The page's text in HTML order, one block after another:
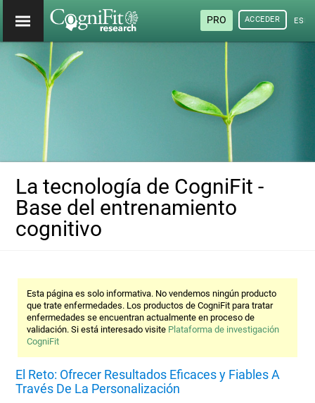
PRO ACCEDER
La tecnología de CogniFit -
Base del entrenamiento
cognitivo
Esta página es solo informativa. No vendemos ningún producto
que trate enfermedades. Los productos de CogniFit para tratar
enfermedades se encuentran actualmente en proceso de
validación. Si está interesado visite Plataforma de investigación
CogniFit
El Reto: Ofrecer Resultados Eficaces y Fiables A
Través De La Personalización